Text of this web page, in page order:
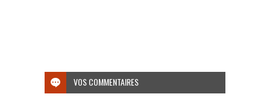
VOS COMMENTAIRES